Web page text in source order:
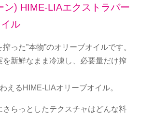
ン) HIME-LIAエクストラバー
ル
った”本物”のオリーブオイルです。
を新鮮なまま冷凍し、必要量だけ搾
えるHIME-LIAオリーブオイル。
さらっとしたテクスチャはどんな料